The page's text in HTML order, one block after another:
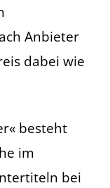
Anbieter
dabei wie
besteht
im
bei